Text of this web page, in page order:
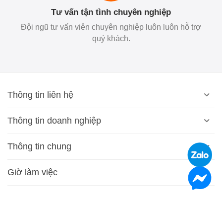
Tư vấn tận tình chuyên nghiệp
Đội ngũ tư vấn viên chuyên nghiệp luôn luôn hỗ trợ
quý khách.
Thông tin liên hệ
Thông tin doanh nghiệp
Thông tin chung
Giờ làm việc